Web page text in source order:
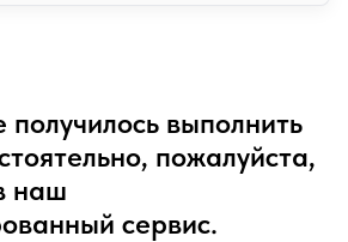
получилось выполнить
пожалуйста,
наш
сервис.